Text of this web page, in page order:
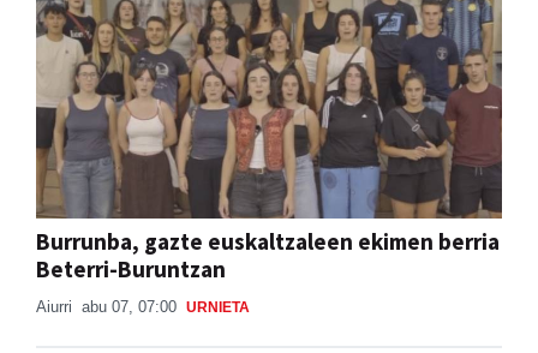
Burrunba, gazte euskaltzaleen ekimen berria
Beterri-Buruntzan
Aiurri abu 07, 07:00 URNIETA